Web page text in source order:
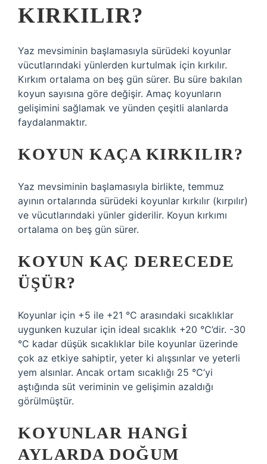
KIRKILIR?
Yaz mevsiminin başlamasıyla sürüdeki koyunlar
vücutlarındaki yünlerden kurtulmak için kırkılır.
Kırkım ortalama on beş gün sürer. Bu süre bakılan
koyun sayısına göre değişir. Amaç koyunların
gelişimini sağlamak ve yünden çeşitli alanlarda
faydalanmaktır.
KOYUN KAÇA KIRKILIR?
Yaz mevsiminin başlamasıyla birlikte, temmuz
ayının ortalarında sürüdeki koyunlar kırkılır (kırpılır)
ve vücutlarındaki yünler giderilir. Koyun kırkımı
ortalama on beş gün sürer.
KOYUN KAÇ DERECEDE
ÜŞÜR?
Koyunlar için +5 ile +21 °C arasındaki sıcaklıklar
uygunken kuzular için ideal sıcaklık +20 °C’dir. -30
°C kadar düşük sıcaklıklar bile koyunlar üzerinde
çok az etkiye sahiptir, yeter ki alışsınlar ve yeterli
yem alsınlar. Ancak ortam sıcaklığı 25 °C’yi
aştığında süt veriminin ve gelişimin azaldığı
görülmüştür.
KOYUNLAR HANGI
AYLARDA DOĞUM